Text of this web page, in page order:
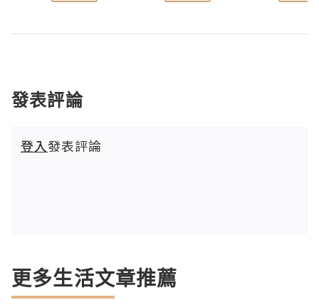
發表評論
登入發表評論
更多生活文章推薦